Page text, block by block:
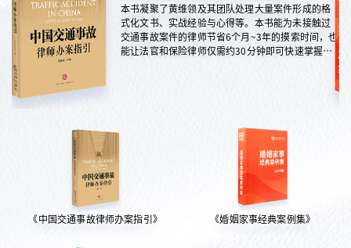
本书凝聚了黄维领及其团队处理大量案件形成的格
式化文书、实战经验与心得等。本书能为未接触过
交通事故案件的律师节省6个月~3年的摸索时间，也
能让法官和保险律师仅需约30分钟即可快速掌握案
《中国交通事故律师办案指引》 《婚姻家事经典案例集》